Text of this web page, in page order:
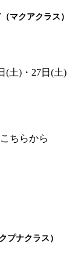
（マクアクラス）
土)・27日(土)
ちらから
クプナクラス）